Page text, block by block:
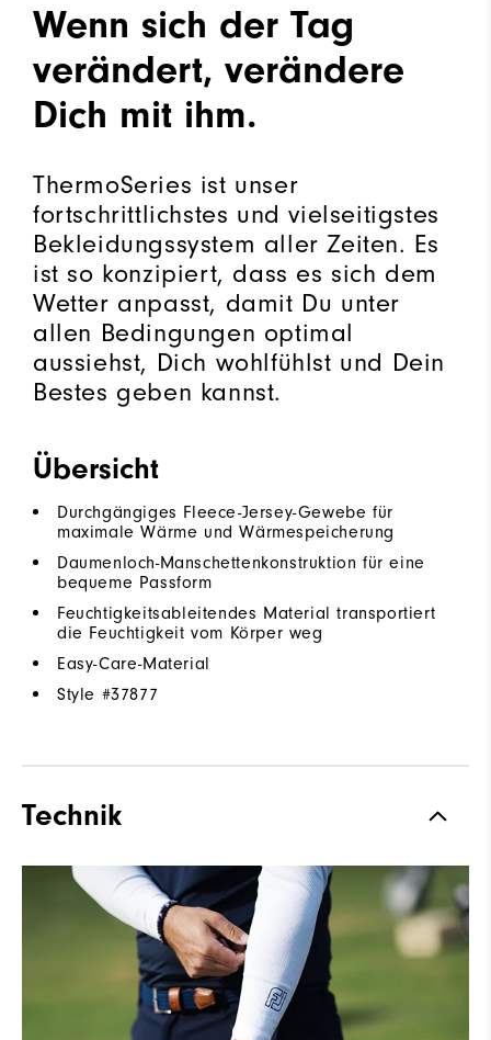
Wenn sich der Tag
verändert, verändere
Dich mit ihm.
ThermoSeries ist unser
fortschrittlichstes und vielseitigstes
Bekleidungssystem aller Zeiten. Es
ist so konzipiert, dass es sich dem
Wetter anpasst, damit Du unter
allen Bedingungen optimal
aussiehst, Dich wohlfühlst und Dein
Bestes geben kannst.
Übersicht
Durchgängiges Fleece-Jersey-Gewebe für
maximale Wärme und Wärmespeicherung
Daumenloch-Manschettenkonstruktion für eine
bequeme Passform
Feuchtigkeitsableitendes Material transportiert
die Feuchtigkeit vom Körper weg
Easy-Care-Material
Style #37877
Technik